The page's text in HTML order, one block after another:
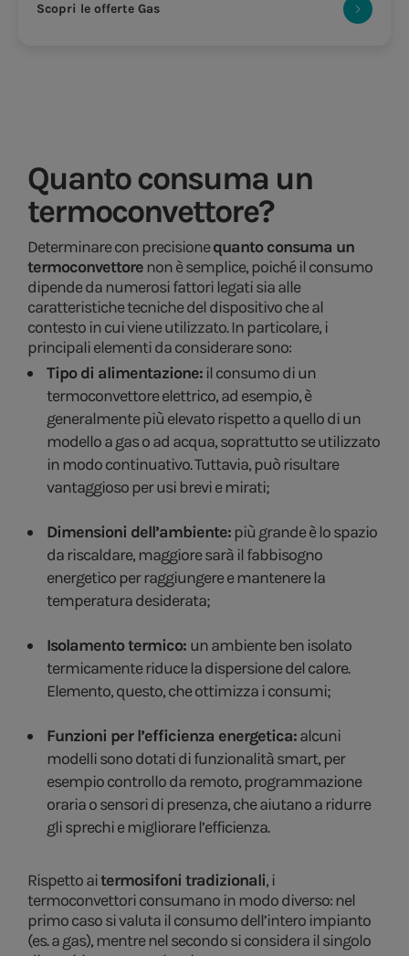
Scopri le offerte Gas
Quanto consuma un
termoconvettore?
Determinare con precisionequanto consuma un
termoconvettore non è semplice, poiché il consumo
dipende da numerosi fattori legati sia alle
caratteristiche tecniche del dispositivo che al
contesto in cui viene utilizzato. In particolare, i
principali elementi da considerare sono:
Tipo di alimentazione: il consumo di un
termoconvettore elettrico, ad esempio, è
generalmente più elevato rispetto a quello di un
modello a gas o ad acqua, soprattutto se utilizzato
in modo continuativo. Tuttavia, può risultare
vantaggioso per usi brevi e mirati;
Dimensioni dell’ambiente: più grande è lo spazio
da riscaldare, maggiore sarà il fabbisogno
energetico per raggiungere e mantenere la
temperatura desiderata;
Isolamento termico: un ambiente ben isolato
termicamente riduce la dispersione del calore.
Elemento, questo, che ottimizza i consumi;
Funzioni per l’efficienza energetica:alcuni
modelli sono dotati di funzionalità smart, per
esempio controllo da remoto, programmazione
oraria o sensori di presenza, che aiutano a ridurre
gli sprechi e migliorare l’efficienza.
Rispetto aitermosifoni tradizionali, i
termoconvettori consumano in modo diverso: nel
primo caso si valuta il consumo dell’intero impianto
(es. a gas), mentre nel secondo si considera il singolo